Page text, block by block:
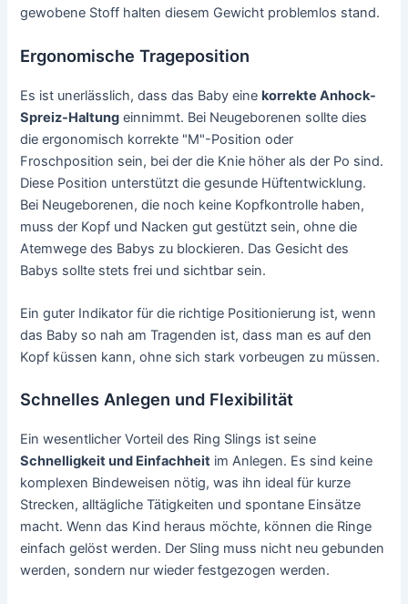
gewobene Stoff halten diesem Gewicht problemlos stand.
Ergonomische Trageposition
Es ist unerlässlich, dass das Baby einekorrekte Anhock-
Spreiz-Haltung einnimmt. Bei Neugeborenen sollte dies
die ergonomisch korrekte "M"-Position oder
Froschposition sein, bei der die Knie höher als der Po sind.
Diese Position unterstützt die gesunde Hüftentwicklung.
Bei Neugeborenen, die noch keine Kopfkontrolle haben,
muss der Kopf und Nacken gut gestützt sein, ohne die
Atemwege des Babys zu blockieren. Das Gesicht des
Babys sollte stets frei und sichtbar sein.
Ein guter Indikator für die richtige Positionierung ist, wenn
das Baby so nah am Tragenden ist, dass man es auf den
Kopf küssen kann, ohne sich stark vorbeugen zu müssen.
Schnelles Anlegen und Flexibilität
Ein wesentlicher Vorteil des Ring Slings ist seine
Schnelligkeit und Einfachheit im Anlegen. Es sind keine
komplexen Bindeweisen nötig, was ihn ideal für kurze
Strecken, alltägliche Tätigkeiten und spontane Einsätze
macht. Wenn das Kind heraus möchte, können die Ringe
einfach gelöst werden. Der Sling muss nicht neu gebunden
werden, sondern nur wieder festgezogen werden.